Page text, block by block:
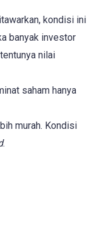
kondisi ini
banyak investor
nilai
saham hanya
murah. Kondisi
.